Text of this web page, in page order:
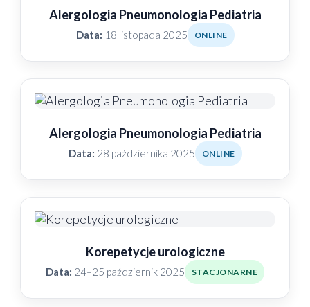
Alergologia Pneumonologia Pediatria
Data: 18 listopada 2025 ONLINE
Alergologia Pneumonologia Pediatria
Data: 28 października 2025 ONLINE
Korepetycje urologiczne
Data: 24–25 październik 2025 STACJONARNE